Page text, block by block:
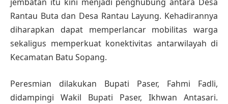
jembatan itu kini menjadi penghubung antara Desa
Rantau Buta dan Desa Rantau Layung. Kehadirannya
diharapkan dapat memperlancar mobilitas warga
sekaligus memperkuat konektivitas antarwilayah di
Kecamatan Batu Sopang.
Peresmian dilakukan Bupati Paser, Fahmi Fadli,
didampingi Wakil Bupati Paser, Ikhwan Antasari.